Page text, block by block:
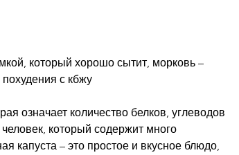
который хорошо сытит, морковь –
с кбжу
означает количество белков, углеводов
который содержит много
капуста – это простое и вкусное блюдо,